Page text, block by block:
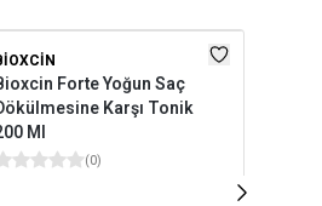
Forte Yoğun Saç
Karşı Tonik
Ml
(0)